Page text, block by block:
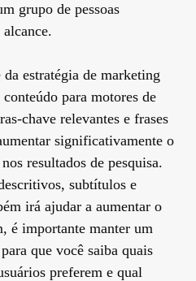
grupo de pessoas
estratégia de marketing
para motores de
chave relevantes e frases
significativamente o
resultados de pesquisa.
subtítulos e
irá ajudar a aumentar o
é importante manter um
que você saiba quais
preferem e qual